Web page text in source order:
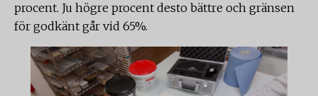
procent. Ju högre procent desto bättre och gränsen
för godkänt går vid 65%.